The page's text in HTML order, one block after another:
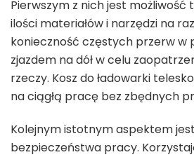
Pierwszym z nich jest możliwość
ilości materiałów i narzędzi na
konieczność częstych przerw w
zjazdem na dół w celu
rzeczy. Kosz do ładowarki
na ciągłą pracę bez zbędnych
Kolejnym istotnym aspektem
bezpieczeństwa pracy.